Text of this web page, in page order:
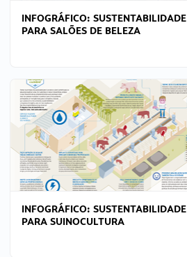
INFOGRÁFICO: SUSTENTABILIDADE
PARA SALÕES DE BELEZA
INFOGRÁFICO: SUSTENTABILIDADE
PARA SUINOCULTURA